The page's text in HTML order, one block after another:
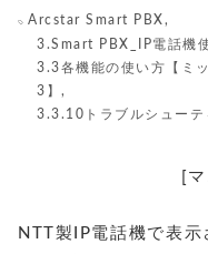
Arcstar Smart PBX ,
3.Smart PBX_IP電話機
3.3各機能の使い方【ミ
3】,
3.3.10トラブルシューテ
[
NTT製IP電話機で表